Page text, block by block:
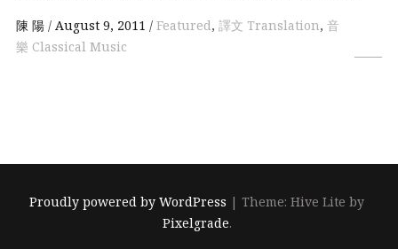
陳 陽 August 9, 2011 Featured, 譯文 Translation, 音
樂 Classical Music
Proudly powered by WordPress |Theme: Hive Lite by
Pixelgrade.